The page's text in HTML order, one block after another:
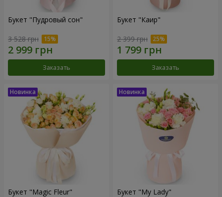
Букет "Пудровый сон"
3 528 грн
Заказать
Букет "Каир"
2 399 грн
Заказать
Букет "Magic Fleur" Букет "My Lady"